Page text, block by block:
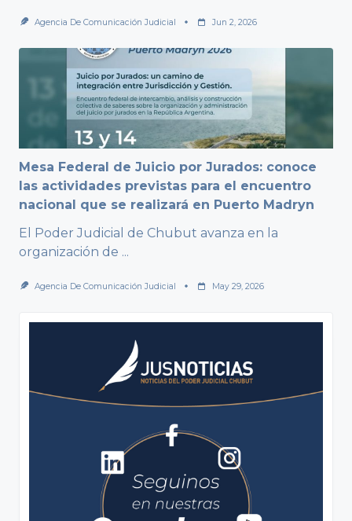
Agencia De Comunicación Judicial Jun 2, 2026
Mesa Federal de Juicio por Jurados: conoce
las actividades previstas para el encuentro
nacional que se realizará en Puerto Madryn
El Poder Judicial de Chubut avanza en la
organización de ...
Agencia De Comunicación Judicial May 29, 2026